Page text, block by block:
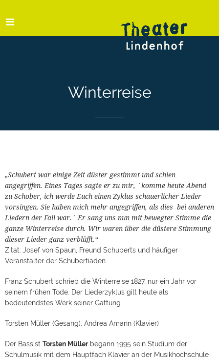
Winterreise
„Schubert war einige Zeit düster gestimmt und schien
angegriffen. Eines Tages sagte er zu mir, `komme heute Abend
zu Schober, ich werde Euch einen Zyklus schauerlicher Lieder
vorsingen. Sie haben mich mehr angegriffen, als dies bei anderen
Liedern der Fall war.´ Er sang uns nun mit bewegter Stimme die
ganze Winterreise durch. Wir waren über die düstere Stimmung
dieser Lieder ganz verblüfft.“
Zitat: Josef von Spaun, Freund Schuberts und häufiger
Veranstalter der Schubertiaden.
Franz Schubert schrieb die Winterreise 1827, nur ein Jahr vor
seinem frühen Tode. Der Liederzyklus gilt heute als
bedeutendstes Werk seiner Gattung.
Torsten Müller (Gesang), Andrea Amann (Klavier)
Der Bassist Torsten Müllerbegann 1995 sein Studium der
Schulmusik mit dem Hauptfach Klavier an der Musikhochschule